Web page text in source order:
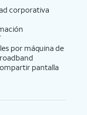
corporativa
por máquina de
pantalla